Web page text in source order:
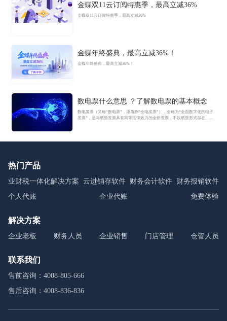
金蝶双11云订阅特惠季，最高立减36%
金蝶双11云订阅特惠季，最高立减36%
金蝶年终盛典，最高立减36%！
金蝶年终盛典，最高立减36%！
数电票什么意思 ？了解数电票的基本概念
数电发票（又称“数电票”，原简称“全电发票”），全称为“全面数字化的电子
发票”，是与纸质发票具有同等法律效力的全新发票，不以纸质形式存在、不
热门产品
业财税一体化解决方案 云进销存软件 财务会计软件 财务报销软件
个人代账
企业代账 免费体验
解决方案
企业老板 财务人员 企业销售 门店管理 仓管人员
联系我们
售前咨询：4008-805-666
售后咨询：4008-836-836